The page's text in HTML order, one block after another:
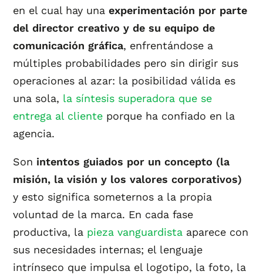
en el cual hay unaexperimentación por parte
del director creativo y de su equipo de
comunicación gráfica, enfrentándose a
múltiples probabilidades pero sin dirigir sus
operaciones al azar: la posibilidad válida es
una sola, la síntesis superadora que se
entrega al cliente porque ha confiado en la
agencia.
Son intentos guiados por un concepto (la
misión, la visión y los valores corporativos)
y esto significa someternos a la propia
voluntad de la marca. En cada fase
productiva, la pieza vanguardista aparece con
sus necesidades internas; el lenguaje
intrínseco que impulsa el logotipo, la foto, la